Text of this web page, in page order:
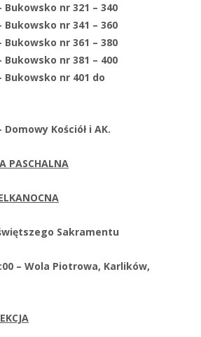
Bukowsko nr 321 – 340
Bukowsko nr 341 – 360
Bukowsko nr 361 – 380
Bukowsko nr 381 – 400
Bukowsko nr 401 do
Domowy Kościół i AK.
PASCHALNA
Sakramentu
– Wola Piotrowa, Karlików,